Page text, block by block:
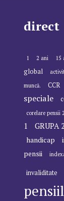
direct
1 2 ani 15
global
muncă.
CCR
speciale
corelare pensii
1
GRUPA
handicap
pensii
invaliditate